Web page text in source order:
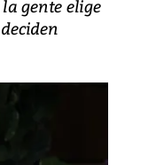
gente elige